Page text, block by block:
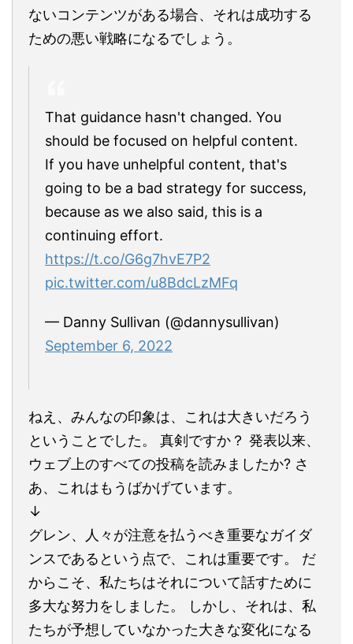
ないコンテンツがある場合、それは成功する
ための悪い戦略になるでしょう。
That guidance hasn't changed. You
should be focused on helpful content.
If you have unhelpful content, that's
going to be a bad strategy for success,
because as we also said, this is a
continuing effort.
https://t.co/G6g7hvE7P2
pic.twitter.com/u8BdcLzMFq
— Danny Sullivan (@dannysullivan)
September 6, 2022
ねえ、みんなの印象は、これは大きいだろう
ということでした。 真剣ですか？ 発表以来、
ウェブ上のすべての投稿を読みましたか? さ
あ、これはもうばかげています。
↓
グレン、人々が注意を払うべき重要なガイダ
ンスであるという点で、これは重要です。 だ
からこそ、私たちはそれについて話すために
多大な努力をしました。 しかし、それは、私
たちが予想していなかった大きな変化になる